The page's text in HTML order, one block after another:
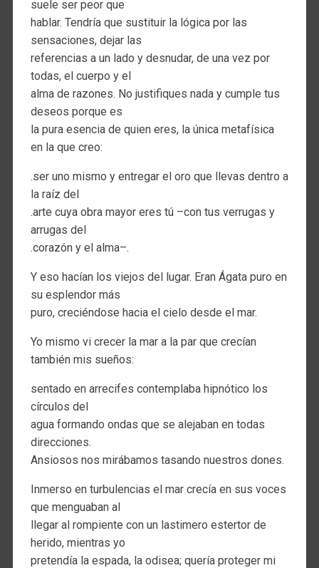
suele ser peor que
hablar. Tendría que sustituir la lógica por las
sensaciones, dejar las
referencias a un lado y desnudar, de una vez por
todas, el cuerpo y el
alma de razones. No justifiques nada y cumple tus
deseos porque es
la pura esencia de quien eres, la única metafísica
en la que creo:
.ser uno mismo y entregar el oro que llevas dentro a
la raíz del
.arte cuya obra mayor eres tú –con tus verrugas y
arrugas del
.corazón y el alma–.
Y eso hacían los viejos del lugar. Eran Ágata puro en
su esplendor más
puro, creciéndose hacia el cielo desde el mar.
Yo mismo vi crecer la mar a la par que crecían
también mis sueños:
sentado en arrecifes contemplaba hipnótico los
círculos del
agua formando ondas que se alejaban en todas
direcciones.
Ansiosos nos mirábamos tasando nuestros dones.
Inmerso en turbulencias el mar crecía en sus voces
que menguaban al
llegar al rompiente con un lastimero estertor de
herido, mientras yo
pretendía la espada, la odisea; quería proteger mi